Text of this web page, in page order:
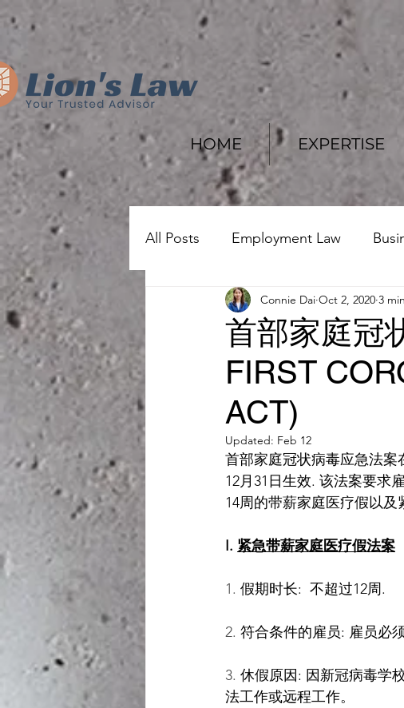
HOME EXPERTISE
All Posts Employment Law
Real Estate Litigation Torts
Yun Cheng
首部家庭冠
FIRST
ACT)
Connie Dai Oct 2, 2020 3
Updated: Feb 12
首部家庭冠状病毒应急法案
12月31日生效. 该法案要求
14周的带薪家庭医疗假以及
I. 紧急带薪家庭医疗假法案
1. 假期时长:  不超过12周.
2. 符合条件的雇员: 雇员必
3. 休假原因: 因新冠病毒学
法工作或远程工作。